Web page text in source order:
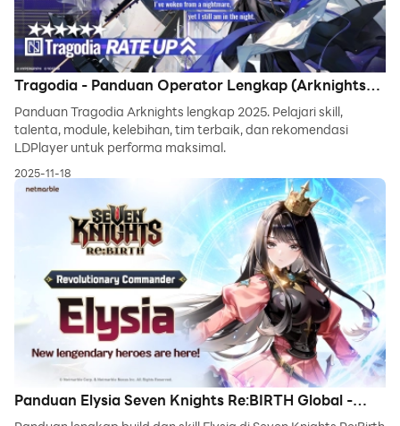
Tragodia - Panduan Operator Lengkap (Arknights
Global 2025)
Panduan Tragodia Arknights lengkap 2025. Pelajari skill,
talenta, module, kelebihan, tim terbaik, dan rekomendasi
LDPlayer untuk performa maksimal.
2025-11-18
Panduan Elysia Seven Knights Re:BIRTH Global -
Skill, Build, dan Update Terbaru